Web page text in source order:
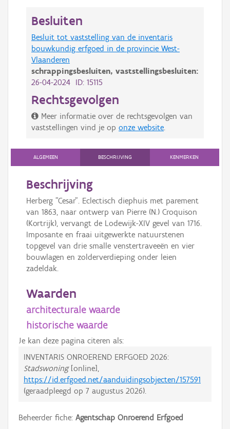
Besluiten
Besluit tot vaststelling van de inventaris
bouwkundig erfgoed in de provincie West-
Vlaanderen
schrappingsbesluiten, vaststellingsbesluiten:
26-04-2024 ID: 15115
Rechtsgevolgen
Meer informatie over de rechtsgevolgen van
vaststellingen vind je op onze website
ALGEMEEN BESCHRIJVING KENMERKEN
Beschrijving
Herberg "Cesar". Eclectisch diephuis met parement
van 1863, naar ontwerp van Pierre (N.) Croquison
(Kortrijk), vervangt de Lodewijk-XIV gevel van 1716.
Imposante en fraai uitgewerkte natuurstenen
topgevel van drie smalle venstertraveeën en vier
bouwlagen en zolderverdieping onder leien
zadeldak.
Waarden
architecturale waarde
historische waarde
Je kan deze pagina citeren als:
INVENTARIS ONROEREND ERFGOED 2026:
Stadswoning[online],
https://id.erfgoed.net/aanduidingsobjecten/157591
(geraadpleegd op 7 augustus 2026).
Beheerder fiche: Agentschap Onroerend Erfgoed